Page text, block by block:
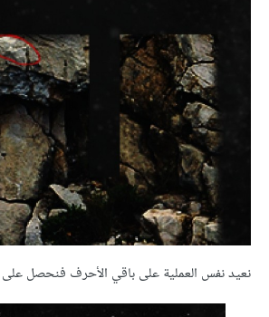
نعيد نفس العملية على باقي الأحرف فنحصل على